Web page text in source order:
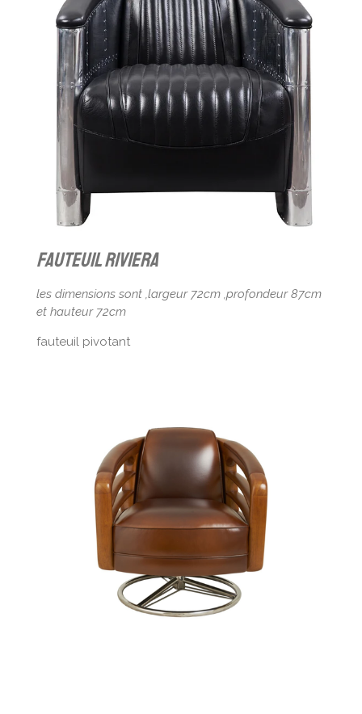
Fauteuil Riviera
les dimensions sont ,largeur 72cm ,profondeur 87cm
et hauteur 72cm
fauteuil pivotant